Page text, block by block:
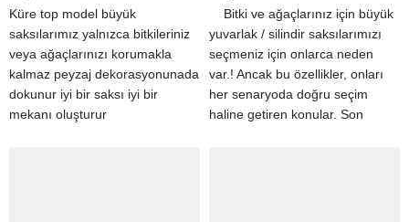
Küre top model büyük
saksılarımız yalnızca bitkileriniz
veya ağaçlarınızı korumakla
kalmaz peyzaj dekorasyonunada
dokunur iyi bir saksı iyi bir
mekanı oluşturur
​ ​ ​ ​ Bitki ve ağaçlarınız için büyük
yuvarlak / silindir saksılarımızı
seçmeniz için onlarca neden
var.! Ancak bu özellikler, onları
her senaryoda doğru seçim
haline getiren konular. Son